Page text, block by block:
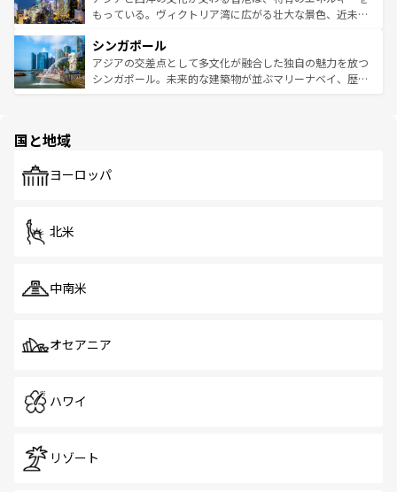
が旅行者を迎えてくれるので、きっと忘れられない旅にな
参照してほしい。
いビーチでリゾート気分を楽しむことができる。タイ料理
激する。気候は一年中温暖で、どの季節にも異なる楽しみ
が待っている。親しみやすいタイの人々、仏教を中心とし
た文化、そして多様な観光資源が、訪れる旅人を魅了し続
もっている。ヴィクトリア湾に広がる壮大な景色、近未来
み、どこを訪れても感動するはず。観光スポットが密集し
ており、効率よく見どころを回れるのも魅力。息をのむよ
うな絶景から文化的な体験まで、香港を存分に楽しみ尽く
シンガポール
アジアの交差点として多文化が融合した独自の魅力を放つ
シンガポール。未来的な建築物が並ぶマリーナベイ、歴史
で、ホーカーズは地元の風情を楽しめる外せないスポット
国と地域
ヨーロッパ
北米
中南米
オセアニア
ハワイ
リゾート